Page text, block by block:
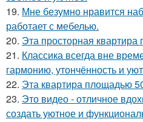
19. Мне безумно нравится
работает с мебелью.
20. Эта просторная
21. Классика всегда вне
гармонию, утончённость и
22. Эта квартира площадью
23. Это видео - отличное
создать уютное и